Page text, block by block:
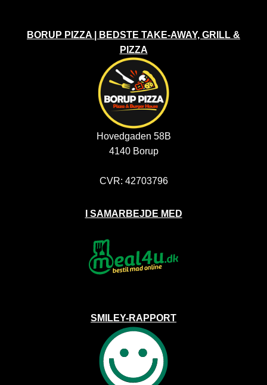
BORUP PIZZA | BEDSTE TAKE-AWAY, GRILL &
PIZZA
Hovedgaden 58B
4140 Borup
CVR: 42703796
I SAMARBEJDE MED
SMILEY-RAPPORT